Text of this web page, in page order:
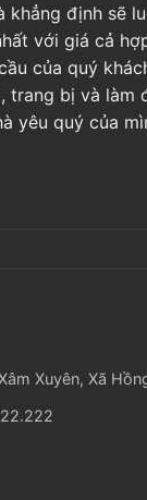
khẳng định sẽ
với giá cả
của quý
trang bị và làm
yêu quý của
Xuyên, Xã